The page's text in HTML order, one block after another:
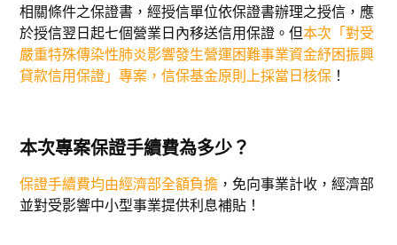
相關條件之保證書，經授信單位依保證書辦理之授信，應
於授信翌日起七個營業日內移送信用保證。但本次「對受
嚴重特殊傳染性肺炎影響發生營運困難事業資金紓困振興
貸款信用保證」專案，信保基金原則上採當日核保 ！
本次專案保證手續費為多少？
保證手續費均由經濟部全額負擔 ，免向事業計收，經濟部
並對受影響中小型事業提供利息補貼！